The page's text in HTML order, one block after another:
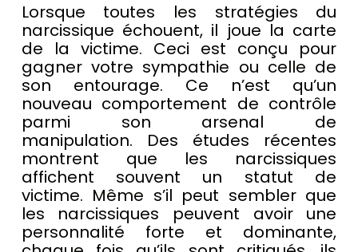
Lorsque toutes les stratégies du
narcissique échouent, il joue la carte
de la victime. Ceci est conçu pour
gagner votre sympathie ou celle de
son entourage. Ce n’est qu’un
nouveau comportement de contrôle
parmi son arsenal de
manipulation. Des études récentes
montrent que les narcissiques
affichent souvent un statut de
victime. Même s’il peut sembler que
les narcissiques peuvent avoir une
personnalité forte et dominante,